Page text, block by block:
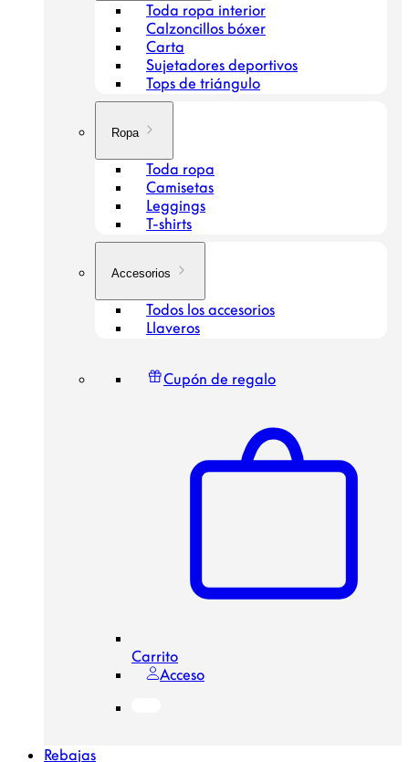
Toda ropa interior
Calzoncillos bóxer
Carta
Sujetadores deportivos
Tops de triángulo
Ropa
Toda ropa
Camisetas
Leggings
T-shirts
Accesorios
Todos los accesorios
Llaveros
Cupón de regalo
Carrito
Acceso
Rebajas